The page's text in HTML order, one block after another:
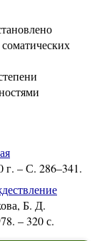
– С. 286–341.
Б. Д.
– 320 с.